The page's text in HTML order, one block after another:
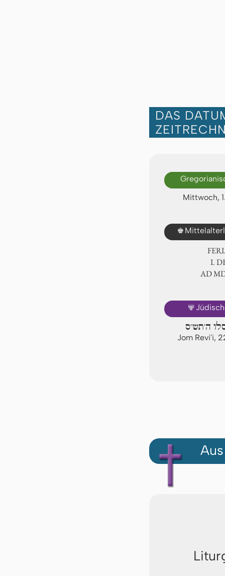
DAS
Mittwoch,
♚
Ⅰ.
AD
🕎
ה'תש"ס
Jom Revi'i,